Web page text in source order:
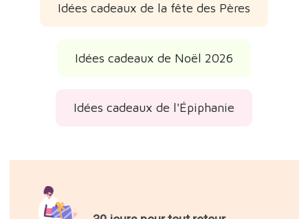
Idées cadeaux de la fête des Pères
Idées cadeaux de Noël 2026
Idées cadeaux de l'Épiphanie